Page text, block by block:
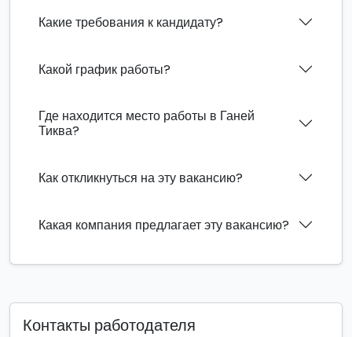
Какие требования к кандидату?
Какой график работы?
Где находится место работы в Ганей
Тиква?
Как откликнуться на эту вакансию?
Какая компания предлагает эту вакансию?
Контакты работодателя